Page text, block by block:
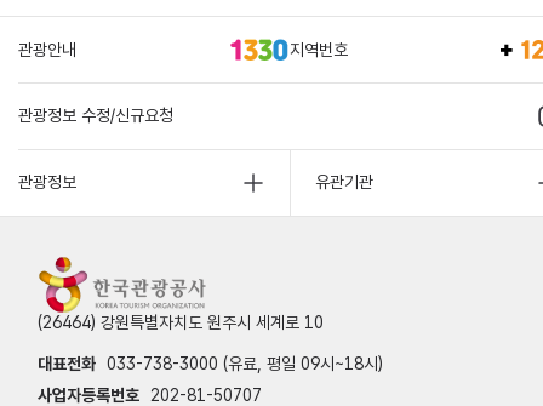
관광안내 지역번호
관광정보 수정/신규요청
관광정보 유관기관
(26464) 강원특별자치도 원주시 세계로 10
대표전화 033-738-3000 (유료, 평일 09시~18시)
사업자등록번호
202-81-50707